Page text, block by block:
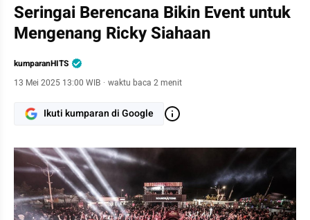
Seringai Berencana Bikin Event untuk
Mengenang Ricky Siahaan
kumparanHITS
13 Mei 2025 13:00 WIB · waktu baca 2 menit
Ikuti kumparan di Google